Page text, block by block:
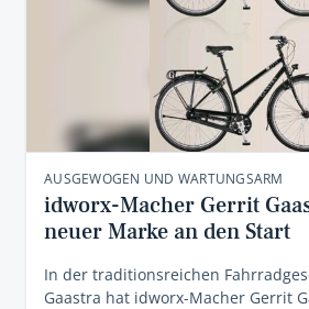
AUSGEWOGEN UND WARTUNGSARM
idworx-Macher Gerrit
neuer Marke an den Start
In der traditionsreichen
Gaastra hat idworx-Macher Gerrit